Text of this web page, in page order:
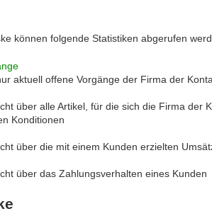
können folgende Statistiken abgerufen
aktuell offene Vorgänge der Firma der
über alle Artikel, für die sich die Firma der
Konditionen
über die mit einem Kunden erzielten
über das Zahlungsverhalten eines Kunden